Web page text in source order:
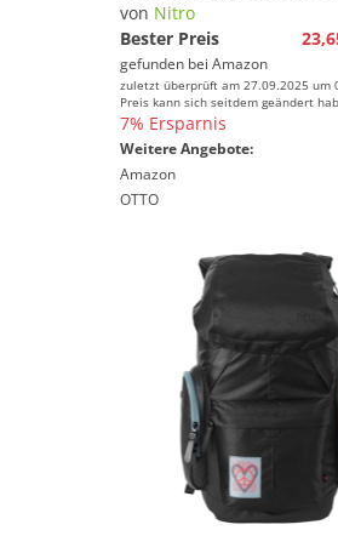
von Nitro
Bester Preis
gefunden bei Amazon
zuletzt überprüft am 27.09.2025 um
Preis kann sich seitdem geändert
7% Ersparnis
Weitere Angebote:
Amazon
OTTO